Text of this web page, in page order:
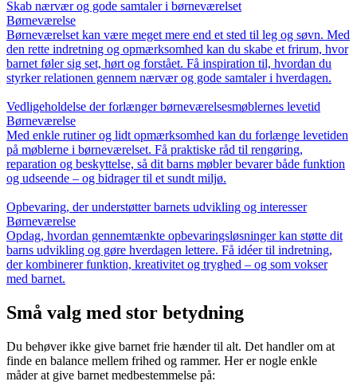
Skab nærvær og gode samtaler i børneværelset
Børneværelse
Børneværelset kan være meget mere end et sted til leg og søvn. Med
den rette indretning og opmærksomhed kan du skabe et frirum, hvor
barnet føler sig set, hørt og forstået. Få inspiration til, hvordan du
styrker relationen gennem nærvær og gode samtaler i hverdagen.
Vedligeholdelse der forlænger børneværelsesmøblernes levetid
Børneværelse
Med enkle rutiner og lidt opmærksomhed kan du forlænge levetiden
på møblerne i børneværelset. Få praktiske råd til rengøring,
reparation og beskyttelse, så dit barns møbler bevarer både funktion
og udseende – og bidrager til et sundt miljø.
Opbevaring, der understøtter barnets udvikling og interesser
Børneværelse
Opdag, hvordan gennemtænkte opbevaringsløsninger kan støtte dit
barns udvikling og gøre hverdagen lettere. Få idéer til indretning,
der kombinerer funktion, kreativitet og tryghed – og som vokser
med barnet.
Små valg med stor betydning
Du behøver ikke give barnet frie hænder til alt. Det handler om at
finde en balance mellem frihed og rammer. Her er nogle enkle
måder at give barnet medbestemmelse på: